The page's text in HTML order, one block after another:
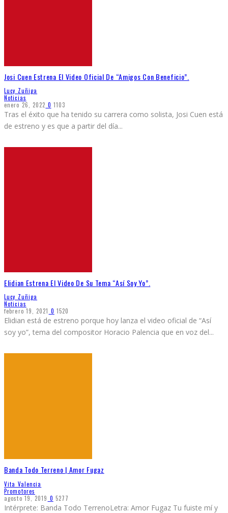
Josi Cuen Estrena El Video Oficial De “Amigos Con Beneficio”.
Lucy Zuñiga
Noticias
enero 26, 2022 0 1103
Tras el éxito que ha tenido su carrera como solista, Josi Cuen está
de estreno y es que a partir del día...
Elidian Estrena El Video De Su Tema “Así Soy Yo”.
Lucy Zuñiga
Noticias
febrero 19, 2021 0 1520
Elidian está de estreno porque hoy lanza el video oficial de “Así
soy yo”, tema del compositor Horacio Palencia que en voz del...
Banda Todo Terreno | Amor Fugaz
Vita Valencia
Promotores
agosto 19, 2019 0 5277
Intérprete: Banda Todo TerrenoLetra: Amor Fugaz Tu fuiste mí y